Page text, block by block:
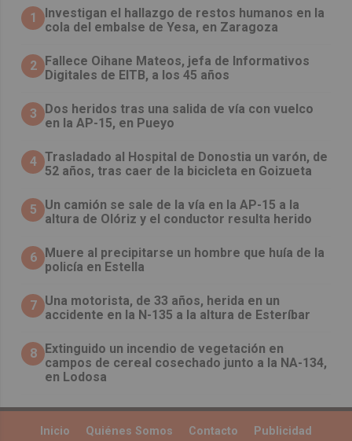
1
Investigan el hallazgo de restos humanos en la
cola del embalse de Yesa, en Zaragoza
2
Fallece Oihane Mateos, jefa de Informativos
Digitales de EITB, a los 45 años
3
Dos heridos tras una salida de vía con vuelco
en la AP-15, en Pueyo
4 Trasladado al Hospital de Donostia un varón, de
52 años, tras caer de la bicicleta en Goizueta
5
Un camión se sale de la vía en la AP-15 a la
altura de Olóriz y el conductor resulta herido
6
Muere al precipitarse un hombre que huía de la
policía en Estella
7 Una motorista, de 33 años, herida en un
accidente en la N-135 a la altura de Esteríbar
8
Extinguido un incendio de vegetación en
campos de cereal cosechado junto a la NA-134,
en Lodosa
Inicio Quiénes Somos Contacto
Publicidad